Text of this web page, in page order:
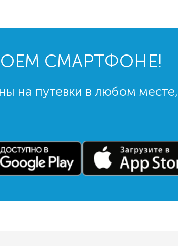
СМАРТФОНЕ!
на путевки в любом месте,